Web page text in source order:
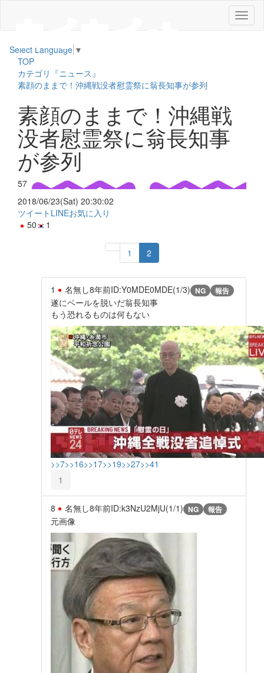
メ
ニ
Select Language ▼
TOP
カテゴリ『ニュース』
素顔のままで！沖縄戦没者慰霊祭に翁長知事が参列
素顔のままで！沖縄戦
没者慰霊祭に翁長知事
が参列
57
2018/06/23(Sat) 20:30:02
ツイート LINEお気に入り
50
1
1 2
1 名無し8年前ID:Y0MDE0MDE(1/3) NG 報告
遂にベールを脱いだ翁長知事
もう恐れるものは何もない
>>7>>16>>17>>19>>27>>41
1
8 名無し8年前ID:k3NzU2MjU(1/1) NG 報告
元画像